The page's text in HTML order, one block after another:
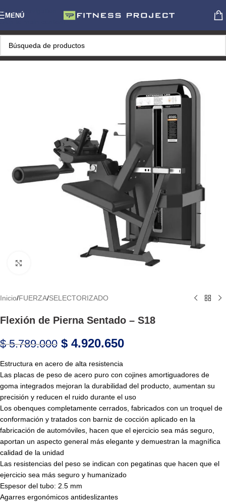
Skip to navigation
Skip to main content
MENÚ
Inicio/FUERZA/SELECTORIZADO
Flexión de Pierna Sentado – S18
$5.789.000 $ 4.920.650
Estructura en acero de alta resistencia
Las placas de peso de acero puro con cojines amortiguadores de
goma integrados mejoran la durabilidad del producto, aumentan su
precisión y reducen el ruido durante el uso
Los obenques completamente cerrados, fabricados con un troquel de
conformación y tratados con barniz de cocción aplicado en la
fabricación de automóviles, hacen que el ejercicio sea más seguro,
aportan un aspecto general más elegante y demuestran la magnífica
calidad de la unidad
Las resistencias del peso se indican con pegatinas que hacen que el
ejercicio sea más seguro y humanizado
Espesor del tubo: 2.5 mm
Agarres ergonómicos antideslizantes